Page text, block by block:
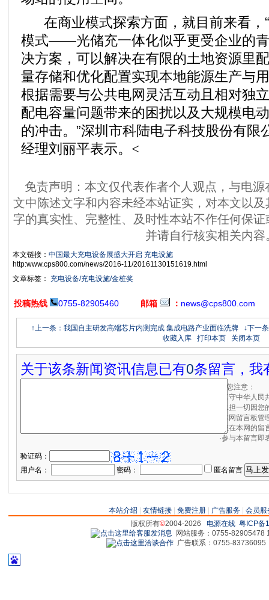
在商业模式探索方面，就目前来看，
模式——光储充一体化似乎更受企业的
决方案，可以解决在有限的土地资源里
量存储和优化配置实现本地能源生产与
根据需要与公共电网灵活互动且相对独
配电容量问题带来的困扰以及大规模电
的冲击。”深圳市科陆电子科技股份有限
经理刘丽平表示。 <
免责声明：本文仅代表作者个人观点，与电源
文中陈述文字和内容未经本站证实，对本文以
字的真实性、完整性、及时性本站不作任何保
并请自行核实相关内容
本文链接： 中国最大充电设备展盛大开启 充电设施
http:www.cps800.com/news/2016-11/20161130151619.html
文章标签：
充电设备/充电设施/金桩奖
投稿热线 0755-82905460 邮箱 ： news@cps800.com
↑上一条：我国自主研发高端芯片内测完成 集成电路产业面临洗牌
↓下一
收藏入库
打印本页 关闭本页
关于该条新闻资讯信息已有0条留言，我
请您注意：
·遵守中华人
·承担一切因
·本网留言板
·您在本网的
·参与本留言即
验证码：
用户名：
密码： 匿名留言
本站介绍 友情链接 免费注册 广告服务
会员服
版权所有©2004-2026 电源在线 粤ICP备
网站服务：0755-82905478
广告联系：0755-